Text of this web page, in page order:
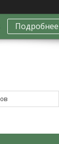
Подробнее